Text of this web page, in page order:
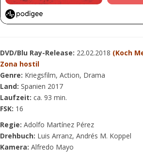
DVD/Blu Ray-Release: 22.02.2018 (Koch
Zona hostil
Genre: Kriegsfilm, Action, Drama
Land: Spanien 2017
Laufzeit: ca. 93 min.
FSK: 16
Regie: Adolfo Martínez Pérez
Drehbuch: Luis Arranz, Andrés M. Koppel
Kamera: Alfredo Mayo